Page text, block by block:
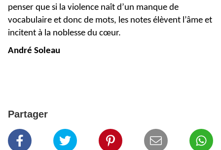
penser que si la violence naît d’un manque de
vocabulaire et donc de mots, les notes élèvent l’âme et
incitent à la noblesse du cœur.
André Soleau
Partager